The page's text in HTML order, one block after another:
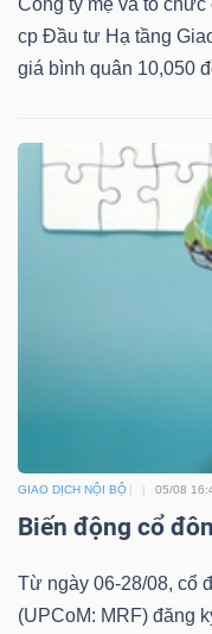
Công ty mẹ và tổ
cp Đầu tư Hạ tầng
giá bình quân 10,050
GIAO DỊCH NỘI BỘ 05/08
Biến động cổ
Từ ngày 06-28/08, cổ
(UPCoM: MRF) đăng